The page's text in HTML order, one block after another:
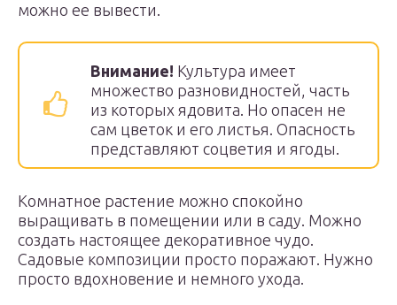
можно ее вывести.
Внимание! Культура имеет
множество разновидностей, часть
из которых ядовита. Но опасен не
сам цветок и его листья. Опасность
представляют соцветия и ягоды.
Комнатное растение можно спокойно
выращивать в помещении или в саду. Можно
создать настоящее декоративное чудо.
Садовые композиции просто поражают. Нужно
просто вдохновение и немного ухода.